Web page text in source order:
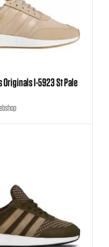
Originals I-5923 St Pale